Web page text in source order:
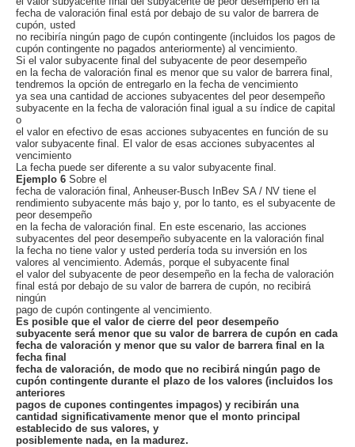
fecha de valoración final está por debajo de su valor de barrera de
cupón, usted
no recibiría ningún pago de cupón contingente (incluidos los pagos de
cupón contingente no pagados anteriormente) al vencimiento.
Si el valor subyacente final del subyacente de peor desempeño
en la fecha de valoración final es menor que su valor de barrera final,
tendremos la opción de entregarlo en la fecha de vencimiento
ya sea una cantidad de acciones subyacentes del peor desempeño
subyacente en la fecha de valoración final igual a su índice de capital
o
el valor en efectivo de esas acciones subyacentes en función de su
valor subyacente final. El valor de esas acciones subyacentes al
vencimiento
La fecha puede ser diferente a su valor subyacente final.
Ejemplo 6 Sobre el
fecha de valoración final, Anheuser-Busch InBev SA / NV tiene el
rendimiento subyacente más bajo y, por lo tanto, es el subyacente de
peor desempeño
en la fecha de valoración final. En este escenario, las acciones
subyacentes del peor desempeño subyacente en la valoración final
la fecha no tiene valor y usted perdería toda su inversión en los
valores al vencimiento. Además, porque el subyacente final
el valor del subyacente de peor desempeño en la fecha de valoración
final está por debajo de su valor de barrera de cupón, no recibirá
ningún
pago de cupón contingente al vencimiento.
Es posible que el valor de cierre del peor desempeño
subyacente será menor que su valor de barrera de cupón en cada
fecha de valoración y menor que su valor de barrera final en la
fecha final
fecha de valoración, de modo que no recibirá ningún pago de
cupón contingente durante el plazo de los valores (incluidos los
anteriores
pagos de cupones contingentes impagos) y recibirán una
cantidad significativamente menor que el monto principal
establecido de sus valores, y
posiblemente nada, en la madurez.